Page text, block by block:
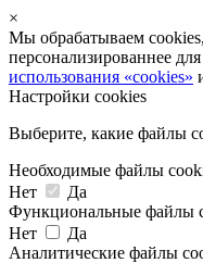
×
Мы обрабатываем
персонализированнее
использования «cookies»
Настройки cookies
Выберите, какие файлы
Необходимые файлы
Нет
Да
Функциональные файлы
Нет
Да
Аналитические файлы